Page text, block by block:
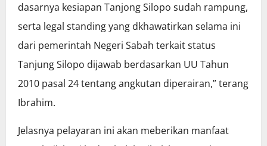
dasarnya kesiapan Tanjong Silopo sudah rampung,
serta legal standing yang dkhawatirkan selama ini
dari pemerintah Negeri Sabah terkait status
Tanjung Silopo dijawab berdasarkan UU Tahun
2010 pasal 24 tentang angkutan diperairan,” terang
Ibrahim.
Jelasnya pelayaran ini akan meberikan manfaat